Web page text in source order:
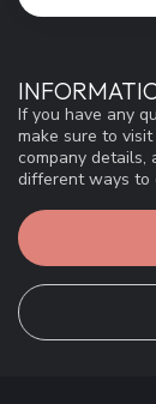
If you have any
make sure to
company
different ways to